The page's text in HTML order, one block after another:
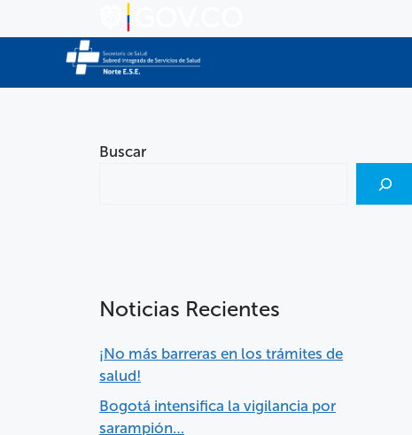
Buscar
Noticias Recientes
¡No más barreras en los trámites de
salud!
Bogotá intensifica la vigilancia por
sarampión…